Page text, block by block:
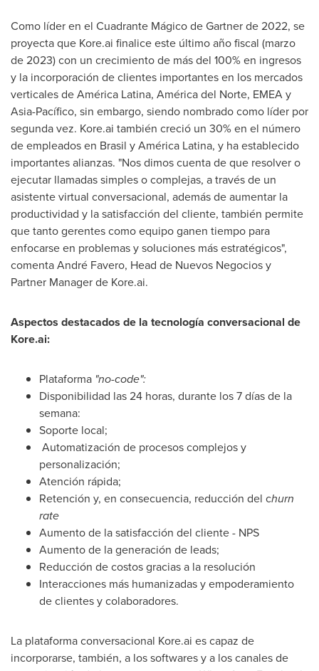
Como líder en el Cuadrante Mágico deGartner de2022, se
proyecta que Kore.ai finalice este último año fiscal (marzo
de 2023) con un crecimiento de más del 100% en ingresos
y la incorporación de clientes importantes en los mercados
verticales de América Latina, América del Norte, EMEA y
Asia-Pacífico, sin embargo, siendo nombrado como líder por
segunda vez. Kore.ai también creció un 30% en el número
de empleados en Brasil y América Latina, y ha establecido
importantes alianzas. "Nos dimos cuenta de que resolver o
ejecutar llamadas simples o complejas, a través de un
asistente virtual conversacional, además de aumentar la
productividad y la satisfacción del cliente, también permite
que tanto gerentes como equipo ganen tiempo para
enfocarse en problemas y soluciones más estratégicos",
comenta André Favero, Head de Nuevos Negocios y
Partner Manager de Kore.ai.
Aspectos destacados de la tecnología conversacional de
Kore.ai:
Plataforma "no-code":
Disponibilidad las 24 horas, durante los 7 días de la
semana:
Soporte local;
Automatización de procesos complejos y
personalización;
Atención rápida;
Retención y, en consecuencia, reducción del churn
rate
Aumento de la satisfacción del cliente - NPS
Aumento de la generación de leads;
Reducción de costos gracias a la resolución
Interacciones más humanizadas y empoderamiento
de clientes y colaboradores.
La plataforma conversacional Kore.ai es capaz de
incorporarse, también, a los softwares y a los canales de